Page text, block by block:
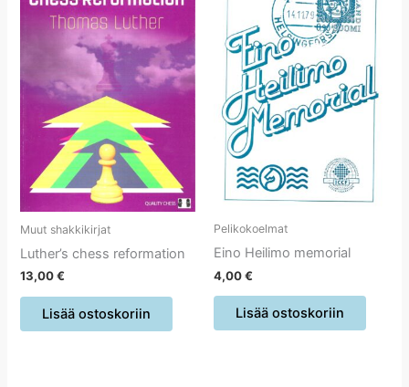
Muut shakkikirjat
Luther’s chess reformation
13,00€
Lisää ostoskoriin
Pelikokoelmat
Eino Heilimo memorial
4,00€
Lisää ostoskoriin